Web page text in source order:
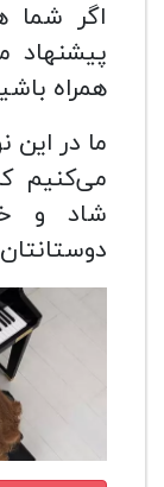
اگر شما
پیشنهاد
همراه
ما در این
می‌کنیم
شاد و